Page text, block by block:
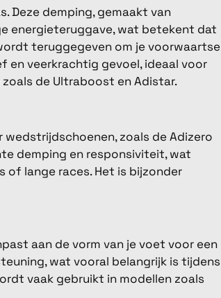
Deze demping, gemaakt van
energieteruggave, wat betekent dat
teruggegeven om je voorwaartse
en veerkrachtig gevoel, ideaal voor
de Ultraboost en Adistar.
zoals de Adizero
demping en responsiviteit, wat
of lange races. Het is bijzonder
aan de vorm van je voet voor een
wat vooral belangrijk is tijdens
vaak gebruikt in modellen zoals